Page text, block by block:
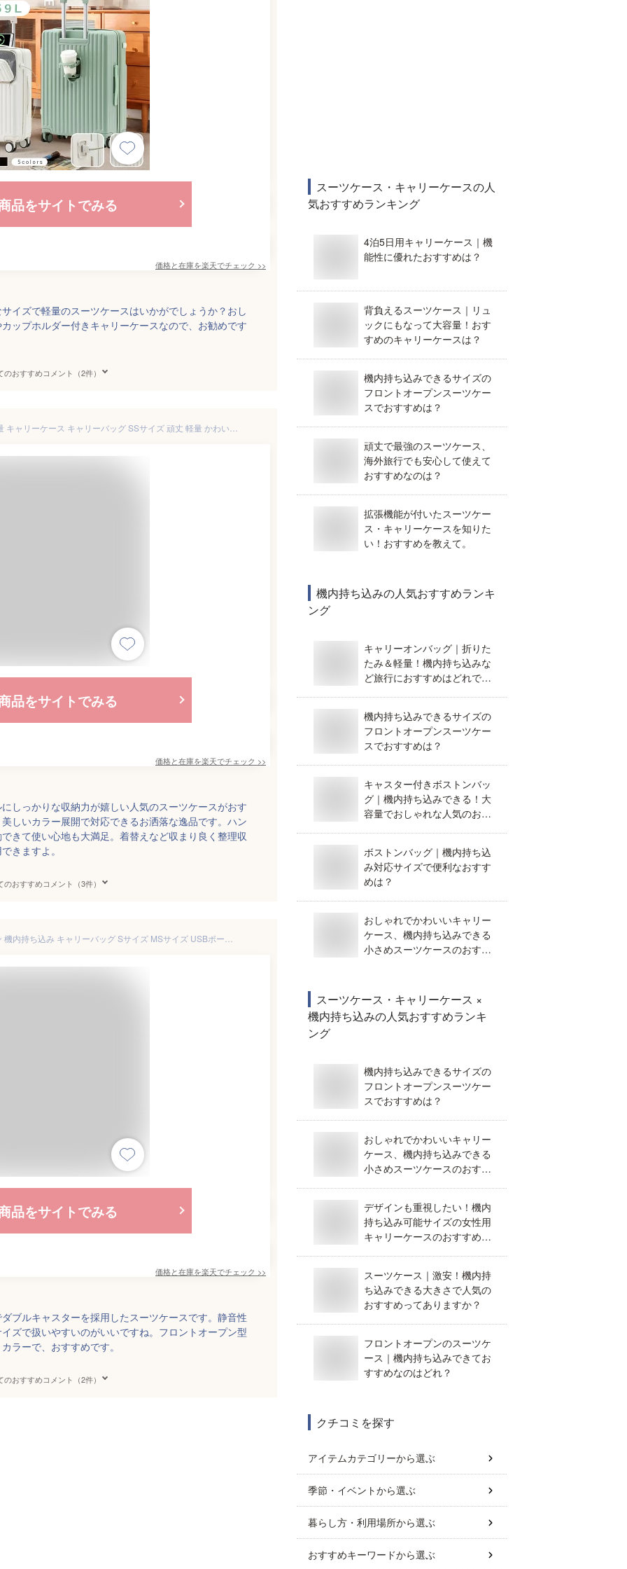
品をサイトでみる
価格と在庫を楽天でチェック >>
イズで軽量のスーツケースはいかがでしょうか？おし
ップホルダー付きキャリーケースなので、お勧めです
のおすすめコメント（2件）
品をサイトでみる
価格と在庫を楽天でチェック >>
しっかりな収納力が嬉しい人気のスーツケースがおす
しいカラー展開で対応できるお洒落な逸品です。ハン
きて使い心地も大満足。着替えなど収まり良く整理収
きますよ。
のおすすめコメント（3件）
品をサイトでみる
価格と在庫を楽天でチェック >>
ブルキャスターを採用したスーツケースです。静音性
ズで扱いやすいのがいいですね。フロントオープン型
ラーで、おすすめです。
のおすすめコメント（2件）
スーツケース・キャリーケースの人
気おすすめランキング
4泊5日用キャリーケース｜機
能性に優れたおすすめは？
背負えるスーツケース｜リュ
ックにもなって大容量！おす
すめのキャリーケースは？
機内持ち込みできるサイズの
フロントオープンスーツケー
スでおすすめは？
頑丈で最強のスーツケース、
海外旅行でも安心して使えて
おすすめなのは？
拡張機能が付いたスーツケー
ス・キャリーケースを知りた
い！おすすめを教えて。
機内持ち込みの人気おすすめランキ
ング
キャリーオンバッグ｜折りた
たみ＆軽量！機内持ち込みな
ど旅行におすすめはどれです
機内持ち込みできるサイズの
フロントオープンスーツケー
スでおすすめは？
キャスター付きボストンバッ
グ｜機内持ち込みできる！大
容量でおしゃれな人気のおす
ボストンバッグ｜機内持ち込
み対応サイズで便利なおすす
めは？
おしゃれでかわいいキャリー
ケース、機内持ち込みできる
小さめスーツケースのおすす
スーツケース・キャリーケース ×
機内持ち込みの人気おすすめランキ
ング
機内持ち込みできるサイズの
フロントオープンスーツケー
スでおすすめは？
おしゃれでかわいいキャリー
ケース、機内持ち込みできる
小さめスーツケースのおすす
デザインも重視したい！機内
持ち込み可能サイズの女性用
キャリーケースのおすすめは
スーツケース｜激安！機内持
ち込みできる大きさで人気の
おすすめってありますか？
フロントオープンのスーツケ
ース｜機内持ち込みできてお
すすめなのはどれ？
クチコミを探す
アイテムカテゴリーから選ぶ
季節・イベントから選ぶ
暮らし方・利用場所から選ぶ
おすすめキーワードから選ぶ